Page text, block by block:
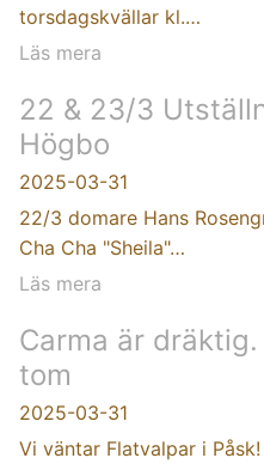
torsdagskvällar kl.…
Läs mera
22 & 23/3
Högbo
2025-03-31
22/3 domare Hans
Cha Cha "Sheila"…
Läs mera
Carma är
tom
2025-03-31
Vi väntar Flatvalpar i